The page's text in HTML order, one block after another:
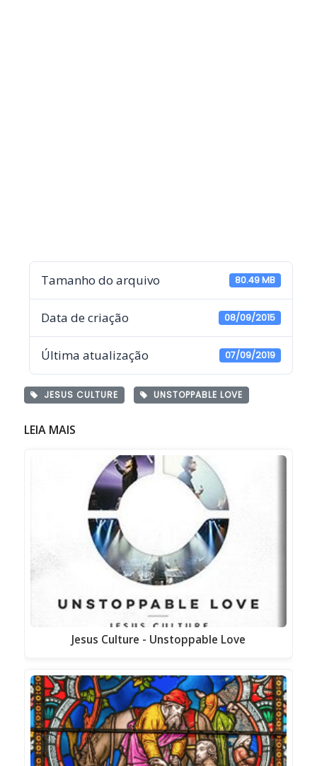
Tamanho do arquivo 80.49 MB
Data de criação 08/09/2015
Última atualização 07/09/2019
JESUS CULTURE UNSTOPPABLE LOVE
LEIA MAIS
Jesus Culture - Unstoppable Love